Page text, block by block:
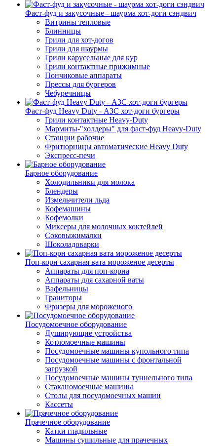
Фаст-фуд и закусочные - шаурма хот-доги сэндвич
Витрины тепловые
Блинницы
Грили для хот-догов
Грили для шаурмы
Грили карусельные для кур
Грили контактные прижимные
Пончиковые аппараты
Прессы для бургеров
Чебуречницы
Фаст-фуд Heavy Duty - АЗС хот-доги бургеры
Грили контактные Heavy-Duty
Мармиты-"холдеры" для фаст-фуд Heavy-Duty
Станции рабочие
Фритюрницы автоматические Heavy Duty
Экспресс-печи
Барное оборудование
Холодильники для молока
Блендеры
Измельчители льда
Кофемашины
Кофемолки
Миксеры для молочных коктейлей
Соковыжималки
Шоколадоварки
Поп-корн сахарная вата мороженое десерты
Аппараты для поп-корна
Аппараты для сахарной ваты
Вафельницы
Граниторы
Фризеры для мороженого
Посудомоечное оборудование
Душирующие устройства
Котломоечные машины
Посудомоечные машины купольного типа
Посудомоечные машины с фронтальной
загрузкой
Посудомоечные машины туннельного типа
Стаканомоечные машины
Столы для посудомоечных машин
Кассеты
Прачечное оборудование
Катки гладильные
Машины сушильные для прачечных